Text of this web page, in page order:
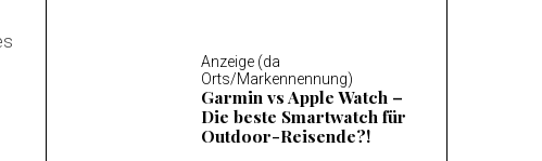
Anzeige (da
Orts/Markennennung)
Garmin vs Apple Watch –
Die beste Smartwatch für
Outdoor-Reisende?!